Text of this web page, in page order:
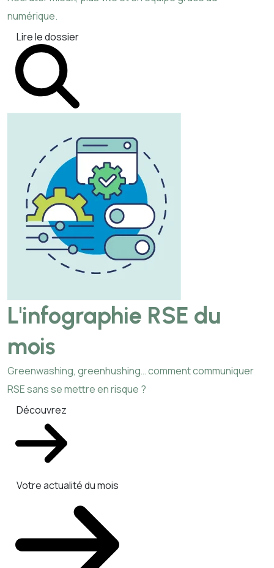
numérique.
Lire le dossier
L'infographie RSE du
mois
Greenwashing, greenhushing… comment communiquer
RSE sans se mettre en risque ?
Découvrez
Votre actualité du mois